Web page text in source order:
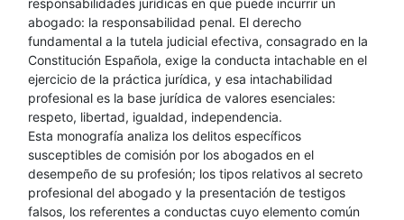
abogado: la responsabilidad penal. El derecho
fundamental a la tutela judicial efectiva, consagrado en la
Constitución Española, exige la conducta intachable en el
ejercicio de la práctica jurídica, y esa intachabilidad
profesional es la base jurídica de valores esenciales:
respeto, libertad, igualdad, independencia.
Esta monografía analiza los delitos específicos
susceptibles de comisión por los abogados en el
desempeño de su profesión; los tipos relativos al secreto
profesional del abogado y la presentación de testigos
falsos, los referentes a conductas cuyo elemento común